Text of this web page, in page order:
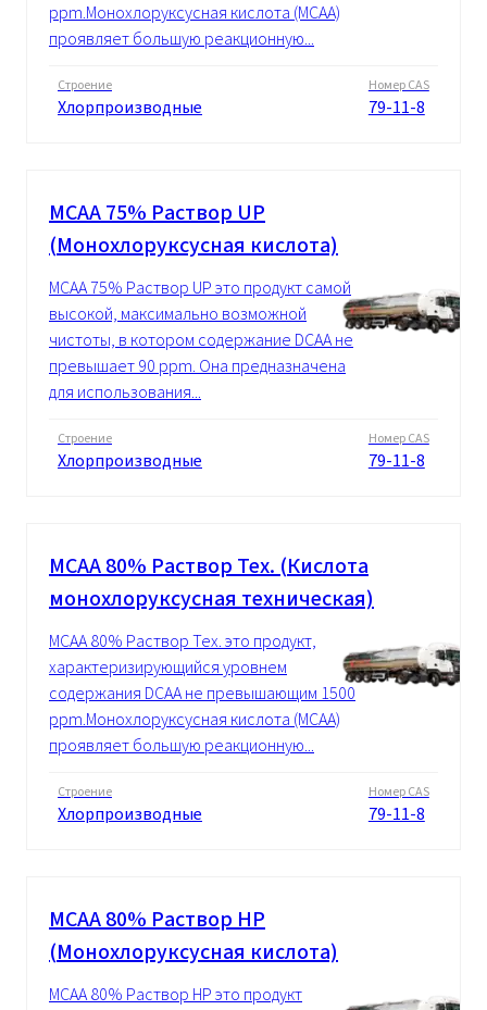
ppm.Монохлоруксусная кислота (MCAA)
проявляет большую реакционную...
Строение
Хлорпроизводные
Номер CAS
79-11-8
MCAA 75% Pаствор UP
(Монохлоруксусная кислота)
MCAA 75% Pаствор UP это продукт самой
высокой, максимально возможной
чистоты, в котором содержание DCAA не
превышает 90 ppm. Она предназначена
для использования...
Строение
Хлорпроизводные
Номер CAS
79-11-8
MCAA 80% Pаствор Tex. (Кислота
монохлоруксусная техническая)
MCAA 80% Pаствор Tex. это продукт,
характеризирующийся уровнем
содержания DCAA не превышающим 1500
ppm.Монохлоруксусная кислота (MCAA)
проявляет большую реакционную...
Строение
Хлорпроизводные
Номер CAS
79-11-8
MCAA 80% Pаствор HP
(Монохлоруксусная кислота)
MCAA 80% Pаствор HP это продукт